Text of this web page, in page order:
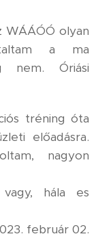
WÁÁÓÓ olyan
a ma
nem. Óriási
tréning óta
előadásra.
nagyon
hála es
február 02.